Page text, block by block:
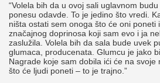
“Volela bih da u ovoj sali uglavnom
ponesu odavde. To je jedino što vredi.
ništa ostati sem onoga što će oni poneti
značajnog doprinosa koji sam evo i ja
zaslužila. Volela bih da sala bude uvek
glumaca, producenata. Glumcu je jako
Nagrade koje sam dobila ići će na svoje
što će ljudi poneti – to je trajno.”